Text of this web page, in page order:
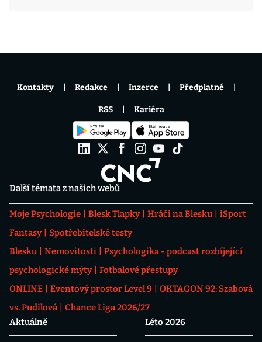
Další témata z našich webů
Moje Psychologie Blesk Tlapky Hráči na Blesku
iSport
Fantasy
Spotřebitelské testy
Blesku
Nemovitosti
Psychologika - podcast rozbíjející
psychologické mýty
Fotbalové přestupy
ONLINE
Eventový prostor Level 9
OKTAGON 92: Szabová
vs. Pudilová
Chance Liga 2026/27
Aktuálně
Léto 2026
Kontakty Redakce Inzerce Předplatné
RSS Kariéra